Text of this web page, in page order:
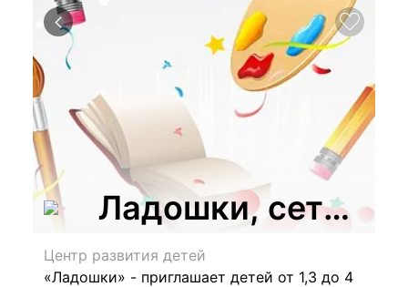
Ладошки, сеть
Центр развития детей
«Ладошки» - приглашает детей от 1,3 до 4